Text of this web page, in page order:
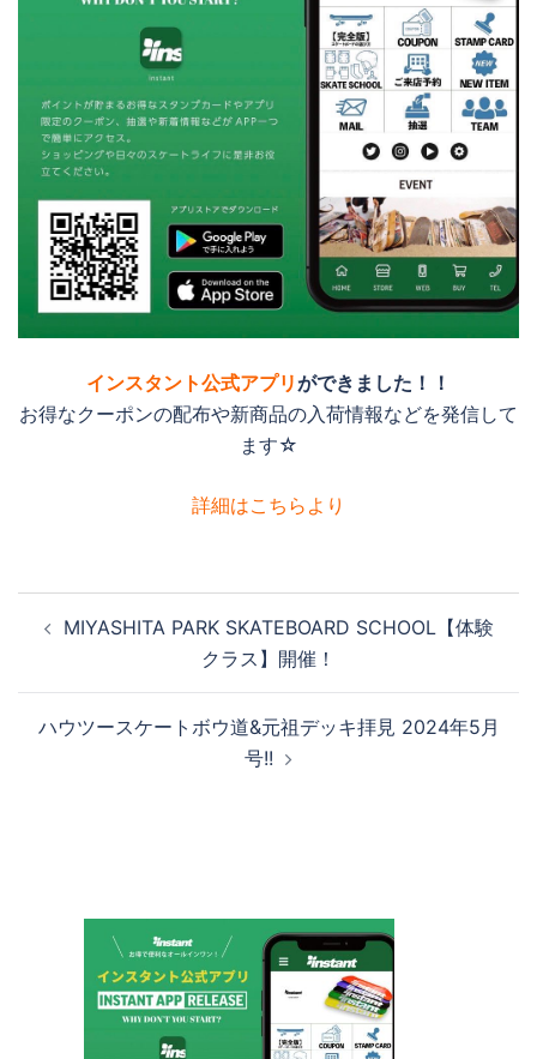
インスタント公式アプリができました！！
お得なクーポンの配布や新商品の入荷情報などを発信して
ます☆
詳細はこちらより
稿
ゲ
MIYASHITA PARK SKATEBOARD SCHOOL【体験
クラス】開催！
ハウツースケートボウ道&元祖デッキ拝見 2024年5月
号!!